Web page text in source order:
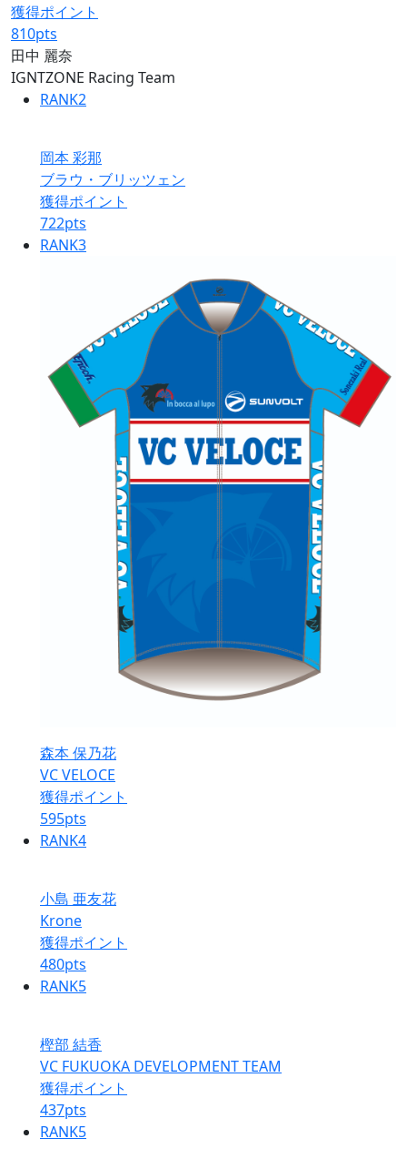
獲得ポイント
810pts
田中 麗奈
IGNTZONE Racing Team
RANK2
岡本 彩那
ブラウ・ブリッツェン
獲得ポイント
722pts
RANK3
森本 保乃花
VC VELOCE
獲得ポイント
595pts
RANK4
小島 亜友花
Krone
獲得ポイント
480pts
RANK5
樫部 結香
VC FUKUOKA DEVELOPMENT TEAM
獲得ポイント
437pts
RANK5